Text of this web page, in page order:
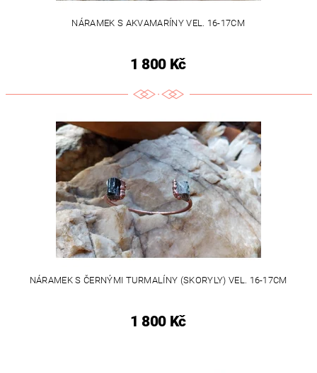
NÁRAMEK S AKVAMARÍNY VEL. 16-17CM
1 800 Kč
NÁRAMEK S ČERNÝMI TURMALÍNY (SKORYLY) VEL. 16-17CM
1 800 Kč